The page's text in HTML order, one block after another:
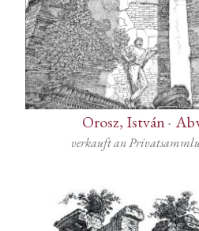
Orosz, István-
verkauft an